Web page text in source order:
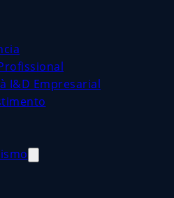
I&D Empresarial